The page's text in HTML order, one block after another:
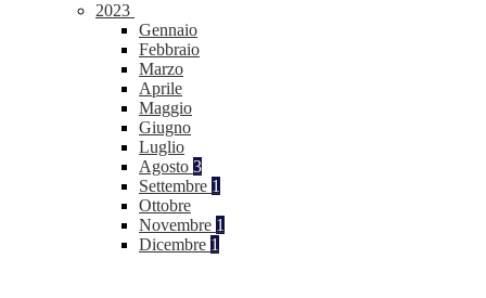
2023
Gennaio
Febbraio
Marzo
Aprile
Maggio
Giugno
Luglio
Agosto 3
Settembre 1
Ottobre
Novembre 1
Dicembre 1